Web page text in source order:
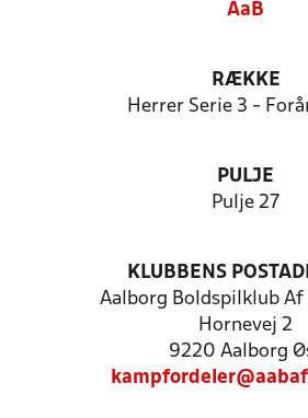
AaB
RÆKKE
Herrer Serie 3 -
PULJE
Pulje 27
KLUBBENS
Aalborg Boldspilklub Af
Hornevej 2
9220 Aalborg